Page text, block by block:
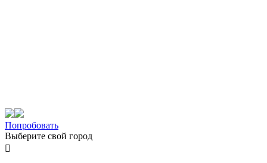
Попробовать
Выберите свой город
